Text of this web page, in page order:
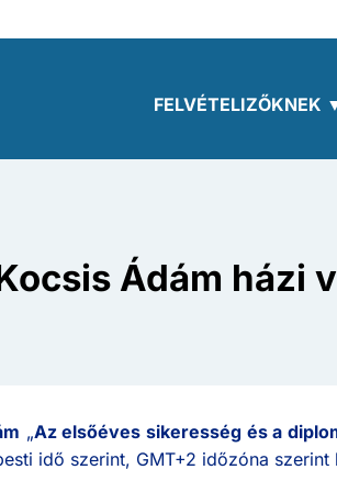
FELVÉTELIZŐKNEK
Ádám házi
„Az elsőéves sikeresség és a
idő szerint, GMT+2 időzóna